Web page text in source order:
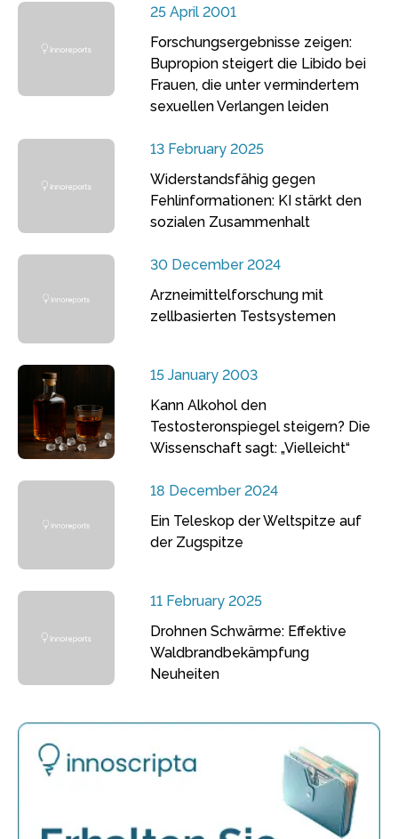
25 April 2001
Forschungsergebnisse zeigen:
Bupropion steigert die Libido bei
Frauen, die unter vermindertem
sexuellen Verlangen leiden
13 February 2025
Widerstandsfähig gegen
Fehlinformationen: KI stärkt den
sozialen Zusammenhalt
30 December 2024
Arzneimittelforschung mit
zellbasierten Testsystemen
15 January 2003
Kann Alkohol den
Testosteronspiegel steigern? Die
Wissenschaft sagt: „Vielleicht“
18 December 2024
Ein Teleskop der Weltspitze auf
der Zugspitze
11 February 2025
Drohnen Schwärme: Effektive
Waldbrandbekämpfung
Neuheiten